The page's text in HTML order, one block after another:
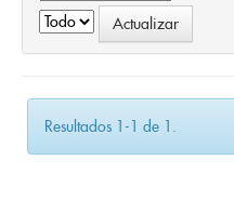
Resultados 1-1 de 1.